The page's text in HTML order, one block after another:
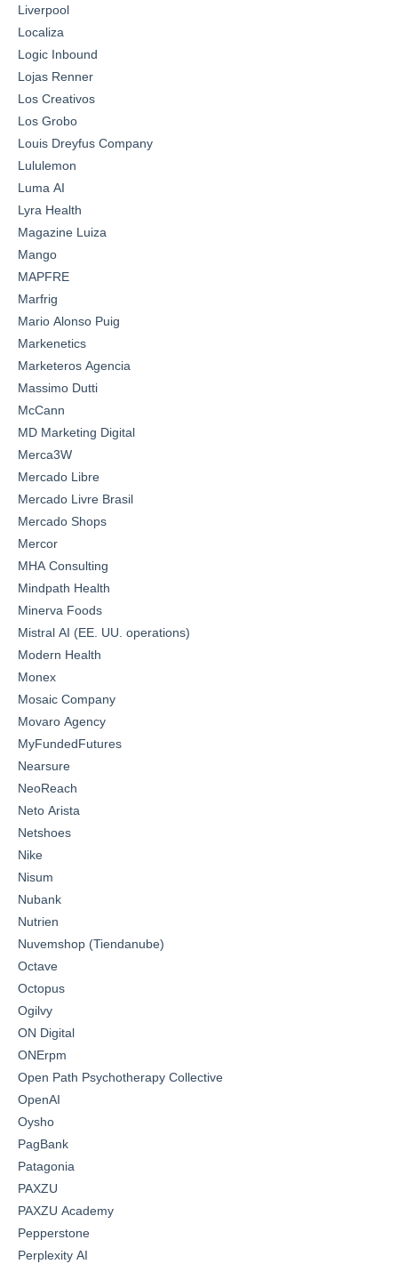
Liverpool
Localiza
Logic Inbound
Lojas Renner
Los Creativos
Los Grobo
Louis Dreyfus Company
Lululemon
Luma AI
Lyra Health
Magazine Luiza
Mango
MAPFRE
Marfrig
Mario Alonso Puig
Markenetics
Marketeros Agencia
Massimo Dutti
McCann
MD Marketing Digital
Merca3W
Mercado Libre
Mercado Livre Brasil
Mercado Shops
Mercor
MHA Consulting
Mindpath Health
Minerva Foods
Mistral AI (EE. UU. operations)
Modern Health
Monex
Mosaic Company
Movaro Agency
MyFundedFutures
Nearsure
NeoReach
Neto Arista
Netshoes
Nike
Nisum
Nubank
Nutrien
Nuvemshop (Tiendanube)
Octave
Octopus
Ogilvy
ON Digital
ONErpm
Open Path Psychotherapy Collective
OpenAI
Oysho
PagBank
Patagonia
PAXZU
PAXZU Academy
Pepperstone
Perplexity AI